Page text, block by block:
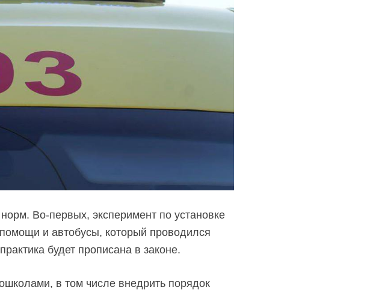
норм. Во-первых, эксперимент по установке
и автобусы, который проводился
будет прописана в законе.
в том числе внедрить порядок